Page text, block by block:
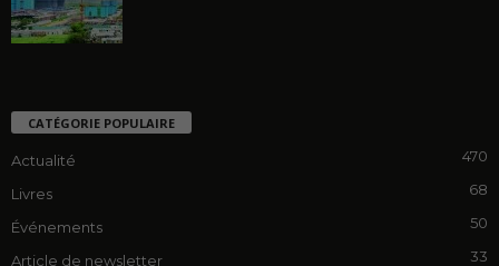
CATÉGORIE POPULAIRE
Actualité 470
Livres 68
Événements 50
Article de newsletter 33